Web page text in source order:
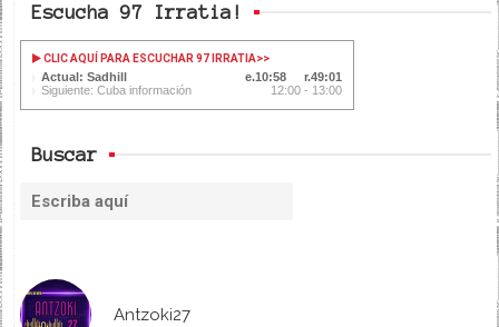
Escucha 97 Irratia!
CLIC AQUÍ PARA ESCUCHAR 97 IRRATIA>>
Actual: Sadhill 10:58
49:01
Siguiente: Cuba información
12:00 - 13:00
Buscar
Antzoki27